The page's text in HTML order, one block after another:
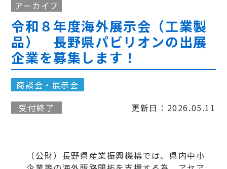
アーカイブ
令和８年度海外展示会（工業製
品） 長野県パビリオンの出展
企業を募集します！
商談会・展示会
受付終了
更新日：2026.05.11
（公財）長野県産業振興機構では、県内中小